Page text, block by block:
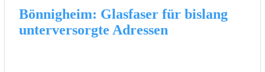
Bönnigheim: Glasfaser für bislang
unterversorgte Adressen